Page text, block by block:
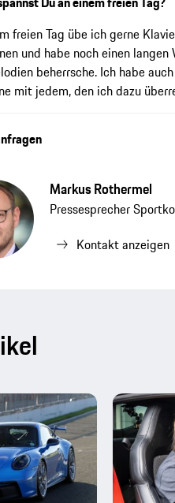
freien Tag übe ich gerne
und habe noch einen
beherrsche. Ich habe
mit jedem, den ich dazu
Markus Rothermel
Pressesprecher
Kontakt anzeigen